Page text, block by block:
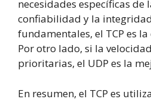
necesidades específicas de
confiabilidad y la
fundamentales, el TCP es
Por otro lado, si la
prioritarias, el UDP es la
En resumen, el TCP es